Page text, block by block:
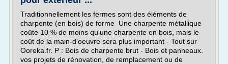
Traditionnellement les fermes sont des éléments de
charpente (en bois) de forme Une charpente métallique
coûte 10 % de moins qu'une charpente en bois, mais le
coût de la main-d'oeuvre sera plus important - Tout sur
Ooreka.fr. P : Bois de charpente brut - Bois et panneaux.
vos projets de rénovation, de remplacement ou de